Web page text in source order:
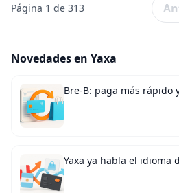
Página 1 de 313
Novedades en Yaxa
Bre-B: paga más rápido
Yaxa ya habla el idioma